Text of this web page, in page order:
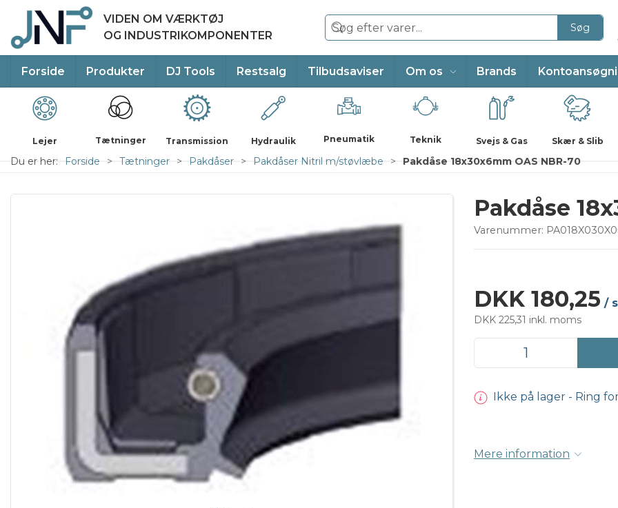
VIDEN OM VÆRKTØJ
OG INDUSTRIKOMPONENTER
Søg
Forside Produkter DJ Tools Restsalg Tilbudsaviser Om os Brands
Lejer Tætninger Transmission Hydraulik Pneumatik Teknik Svejs & Gas Skær & Slib
Du er her: Forside Tætninger Pakdåser Pakdåser Nitril m/støvlæbe Pakdåse 18x30x6mm OAS NBR-70
Pakdåse
Varenummer:
DKK 180,25 /
DKK 225,31 inkl. moms
Ikke på lager - Ring
Mere information